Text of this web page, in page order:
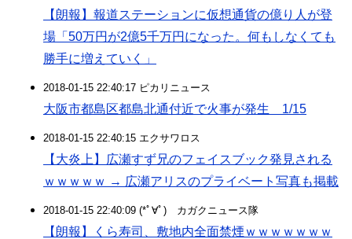
【朗報】報道ステーションに仮想通貨の億り人が登
場「50万円が2億5千万円になった。何もしなくても
勝手に増えていく」
2018-01-15 22:40:17 ピカリニュース
大阪市都島区都島北通付近で火事が発生 1/15
2018-01-15 22:40:15 エクサワロス
【大炎上】広瀬すず兄のフェイスブック発見される
ｗｗｗｗｗ → 広瀬アリスのプライベート写真も掲載
2018-01-15 22:40:09 (*ﾟ∀ﾟ)ゞカガクニュース隊
【朗報】くら寿司、敷地内全面禁煙ｗｗｗｗｗｗｗ